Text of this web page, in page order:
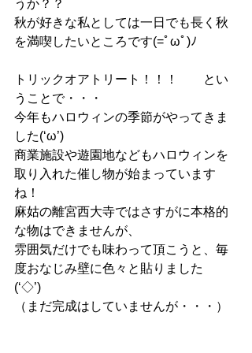
うか？？
秋が好きな私としては一日でも長く秋
を満喫したいところです(=ﾟωﾟ)ﾉ
トリックオアトリート！！！　　とい
うことで・・・
今年もハロウィンの季節がやってきま
した(‘ω’)
商業施設や遊園地などもハロウィンを
取り入れた催し物が始まっています
ね！
麻姑の離宮西大寺ではさすがに本格的
な物はできませんが、
雰囲気だけでも味わって頂こうと、毎
度おなじみ壁に色々と貼りました
(‘◇’)ゞ
（まだ完成はしていませんが・・・）